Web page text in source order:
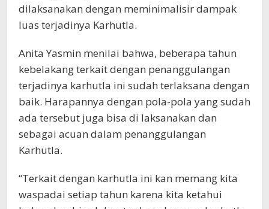
dilaksanakan dengan meminimalisir dampak
luas terjadinya Karhutla.
Anita Yasmin menilai bahwa, beberapa tahun
kebelakang terkait dengan penanggulangan
terjadinya karhutla ini sudah terlaksana dengan
baik. Harapannya dengan pola-pola yang sudah
ada tersebut juga bisa di laksanakan dan
sebagai acuan dalam penanggulangan
Karhutla.
“Terkait dengan karhutla ini kan memang kita
waspadai setiap tahun karena kita ketahui